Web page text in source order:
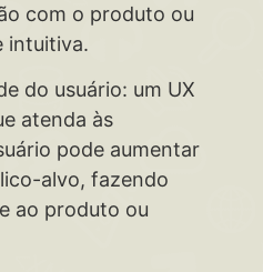
com o produto ou
intuitiva.
do usuário: um UX
atenda às
pode aumentar
alvo, fazendo
ao produto ou